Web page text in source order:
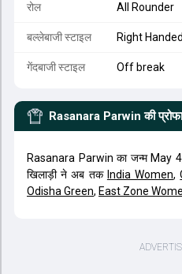
रोल All Rounder
बल्लेबाजी स्टाइल Right Handed
गेंदबाजी स्टाइल Off break
Rasanara Parwin की
Rasanara Parwin का जन्म May
खिलाड़ी ने अब तक India Women,
Odisha Green, East Zone